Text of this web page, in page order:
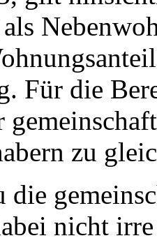
Für die
zu
die
nicht irre